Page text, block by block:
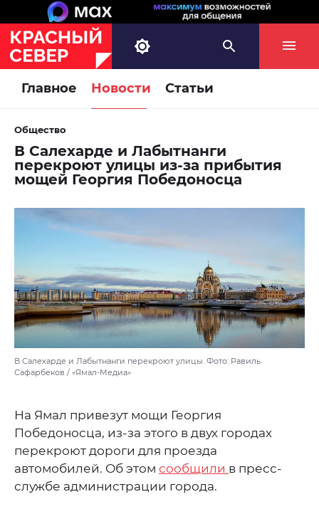
Главное Новости Статьи
Общество
В Салехарде и Лабытнанги
перекроют улицы из-за прибытия
мощей Георгия Победоносца
В Салехарде и Лабытнанги перекроют улицы. Фото: Равиль
Сафарбеков / «Ямал-Медиа»
На Ямал привезут мощи Георгия
Победоносца, из-за этого в двух городах
перекроют дороги для проезда
автомобилей. Об этом сообщили в пресс-
службе администрации города.